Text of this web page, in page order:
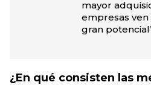
mayor
empresas
gran
¿En qué consisten las